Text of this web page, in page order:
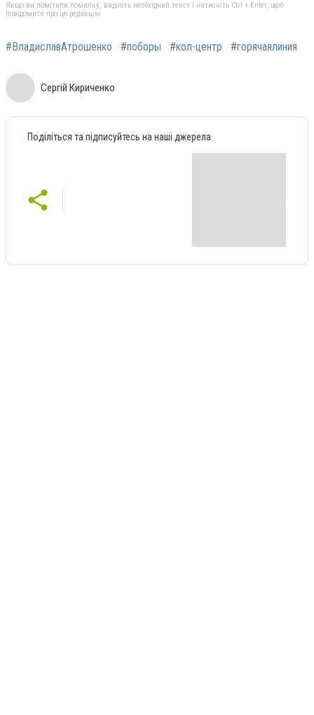
Якщо ви помітили помилку, виділіть необхідний текст і натисніть Ctrl + Enter, щоб
повідомити про це редакцію
#ВладиславАтрошенко #поборы #кол-центр #горячаялиния
Сергій Кириченко
Поділіться та підписуйтесь на наші джерела